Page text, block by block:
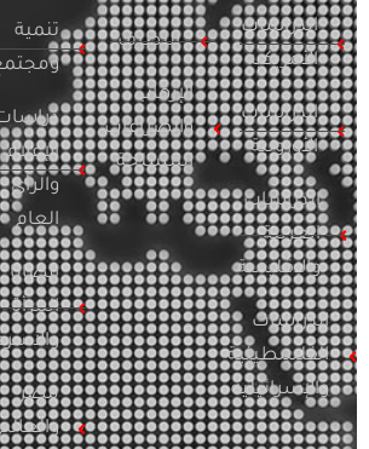
الدراسات
الأمريكية
الدراسات
الأوروبية
الدراسات
العربية
والإقليمية
الدراسات
الفلسطينية
والإسرائيلية
التطرف
الإرهاب
والصراعات
المسلحة
تنمية
ومجتمع
دراسات
الإعلام
والرأي
العام
قضايا
المرأة
والأسرة
مصر
والعالم